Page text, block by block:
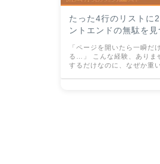
たった4行のリストに
ントエンドの無駄を
「ページを開いたら一瞬だ
る…」 こんな経験、ありま
するだけなのに、なぜか重